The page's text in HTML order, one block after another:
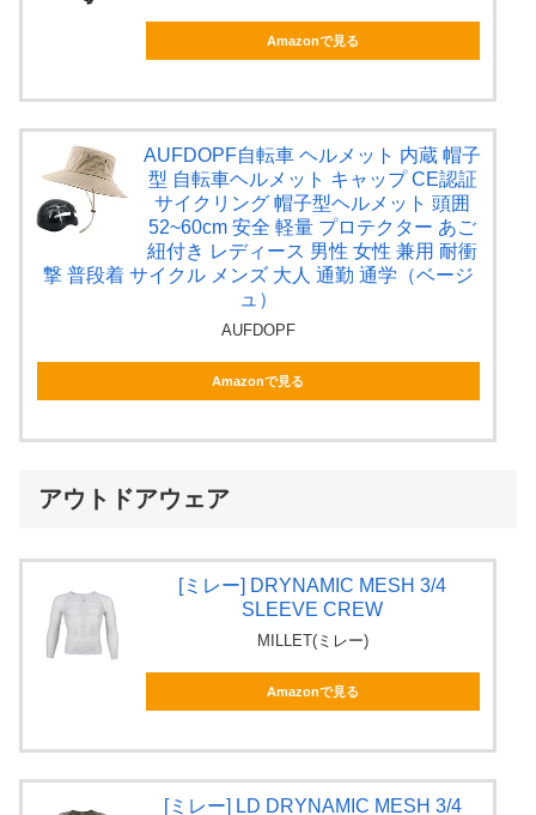
Amazonで見る
AUFDOPF自転車 ヘルメット 内蔵 帽子
型 自転車ヘルメット キャップ CE認証
サイクリング 帽子型ヘルメット 頭囲
52~60cm 安全 軽量 プロテクター あご
紐付き レディース 男性 女性 兼用 耐衝
撃 普段着 サイクル メンズ 大人 通勤 通学（ベージ
ュ）
AUFDOPF
Amazonで見る
アウトドアウェア
[ミレー] DRYNAMIC MESH 3/4
SLEEVE CREW
MILLET(ミレー)
Amazonで見る
[ミレー] LD DRYNAMIC MESH 3/4